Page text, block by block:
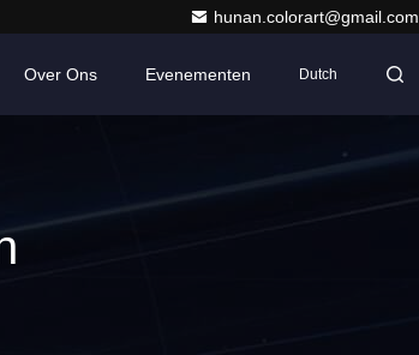
hunan.colorart@gmail.com
Over Ons Evenementen Dutch